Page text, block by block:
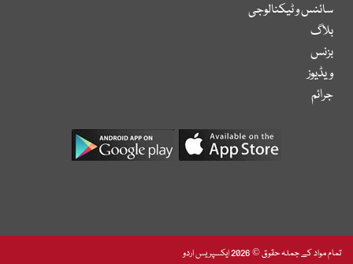
سائنس و ٹیکنالوجی
بلاگ
بزنس
ویڈیوز
جرائم
تمام مواد کے جملہ حقوق © 2026 ایکسپریس اردو